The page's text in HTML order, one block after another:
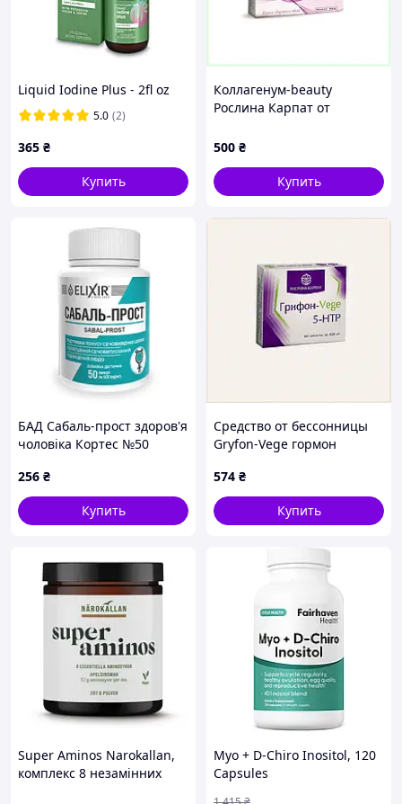
Liquid Iodine Plus - 2fl oz
5.0 (2)
365 ₴
Купить
Коллагенум-beauty
Рослина Карпат от
899P702B6
500 ₴
Купить
БАД Сабаль-прост здоров'я
чоловіка Кортес №50
256 ₴
Купить
Средство от бессонницы
Gryfon-Vege гормон
899HC7022
574 ₴
Купить
Super Aminos Narokallan,
комплекс 8 незамінних
Myo + D-Chiro Inositol, 120
Capsules